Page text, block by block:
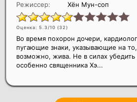
Режиссер:
Хён Мун-соп
Оценка: 5.3/10 (32)
Во время похорон дочери,
пугающие знаки, указывающие на
возможно, жива. Не в силах
особенно священника Хэ...